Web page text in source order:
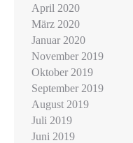
April 2020
März 2020
Januar 2020
November 2019
Oktober 2019
September 2019
August 2019
Juli 2019
Juni 2019